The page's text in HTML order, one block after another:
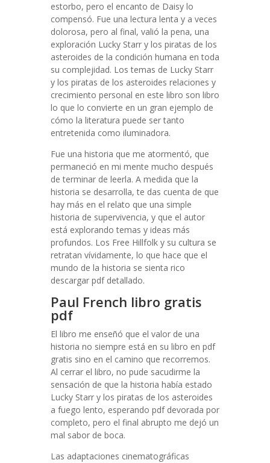
estorbo, pero el encanto de Daisy lo
compensó. Fue una lectura lenta y a veces
dolorosa, pero al final, valió la pena, una
exploración Lucky Starr y los piratas de los
asteroides de la condición humana en toda
su complejidad. Los temas de Lucky Starr
y los piratas de los asteroides relaciones y
crecimiento personal en este libro son libro
lo que lo convierte en un gran ejemplo de
cómo la literatura puede ser tanto
entretenida como iluminadora.
Fue una historia que me atormentó, que
permaneció en mi mente mucho después
de terminar de leerla. A medida que la
historia se desarrolla, te das cuenta de que
hay más en el relato que una simple
historia de supervivencia, y que el autor
está explorando temas y ideas más
profundos. Los Free Hillfolk y su cultura se
retratan vívidamente, lo que hace que el
mundo de la historia se sienta rico
descargar pdf detallado.
Paul French libro gratis
pdf
El libro me enseñó que el valor de una
historia no siempre está en su libro en pdf
gratis sino en el camino que recorremos.
Al cerrar el libro, no pude sacudirme la
sensación de que la historia había estado
Lucky Starr y los piratas de los asteroides
a fuego lento, esperando pdf devorada por
completo, pero el final abrupto me dejó un
mal sabor de boca.
Las adaptaciones cinematográficas